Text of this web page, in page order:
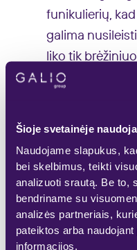
Šioje svetainėje
Naudojame slapukus,
bei skelbimus, teikti
analizuoti srautą. Be to,
bendriname su
analizės partneriais,
pateiktos arba
informacijos.
funikulierių,
galima
liko tik
įdomi. Kodėl
plėsti miestą
Naujininkus,
vietoves“, –
Vis dėlto